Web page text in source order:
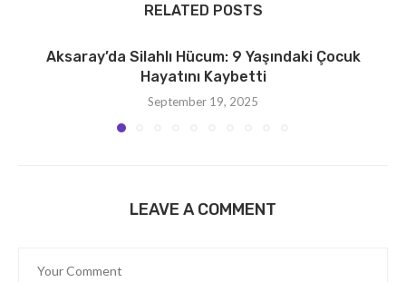
RELATED POSTS
Aksaray’da Silahlı Hücum: 9 Yaşındaki Çocuk
Hayatını Kaybetti
September 19, 2025
LEAVE A COMMENT